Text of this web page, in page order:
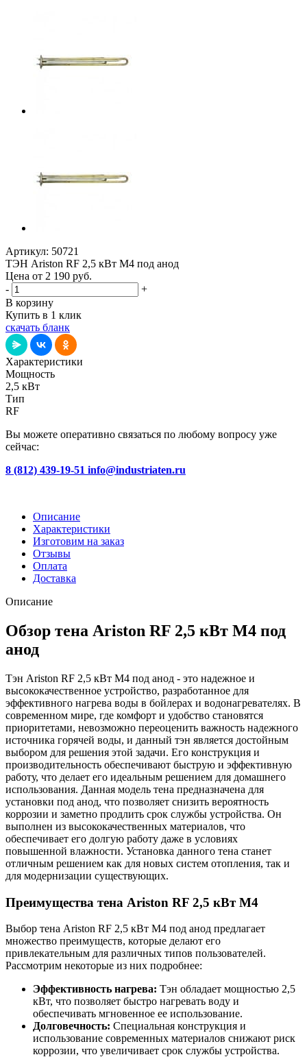
Артикул: 50721
ТЭН Ariston RF 2,5 кВт M4 под анод
Цена от 2 190 руб.
-
+
В корзину
Купить в 1 клик
скачать бланк
Характеристики
Мощность
2,5 кВт
Тип
RF
Вы можете оперативно связаться по любому вопросу уже
сейчас:
8 (812) 439-19-51 info@industriaten.ru
Описание
Характеристики
Изготовим на заказ
Отзывы
Оплата
Доставка
Описание
Обзор тена Ariston RF 2,5 кВт M4 под
анод
Тэн Ariston RF 2,5 кВт M4 под анод - это надежное и
высококачественное устройство, разработанное для
эффективного нагрева воды в бойлерах и водонагревателях. В
современном мире, где комфорт и удобство становятся
приоритетами, невозможно переоценить важность надежного
источника горячей воды, и данный тэн является достойным
выбором для решения этой задачи. Его конструкция и
производительность обеспечивают быструю и эффективную
работу, что делает его идеальным решением для домашнего
использования. Данная модель тена предназначена для
установки под анод, что позволяет снизить вероятность
коррозии и заметно продлить срок службы устройства. Он
выполнен из высококачественных материалов, что
обеспечивает его долгую работу даже в условиях
повышенной влажности. Установка данного тена станет
отличным решением как для новых систем отопления, так и
для модернизации существующих.
Преимущества тена Ariston RF 2,5 кВт M4
Выбор тена Ariston RF 2,5 кВт M4 под анод предлагает
множество преимуществ, которые делают его
привлекательным для различных типов пользователей.
Рассмотрим некоторые из них подробнее:
Эффективность нагрева: Тэн обладает мощностью 2,5
кВт, что позволяет быстро нагревать воду и
обеспечивать мгновенное ее использование.
Долговечность: Специальная конструкция и
использование современных материалов снижают риск
коррозии, что увеличивает срок службы устройства.